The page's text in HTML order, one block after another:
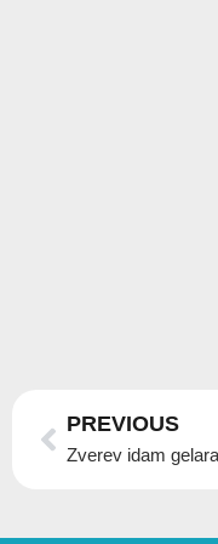
Prev
PREVIOUS
Zverev idam